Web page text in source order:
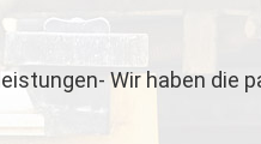
Wir haben die